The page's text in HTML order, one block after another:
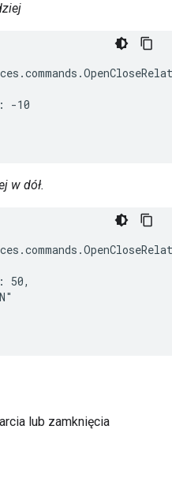
-10
w dół.
50,
lub zamknięcia